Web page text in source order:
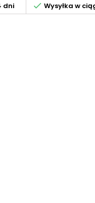
dni  Wysyłka w